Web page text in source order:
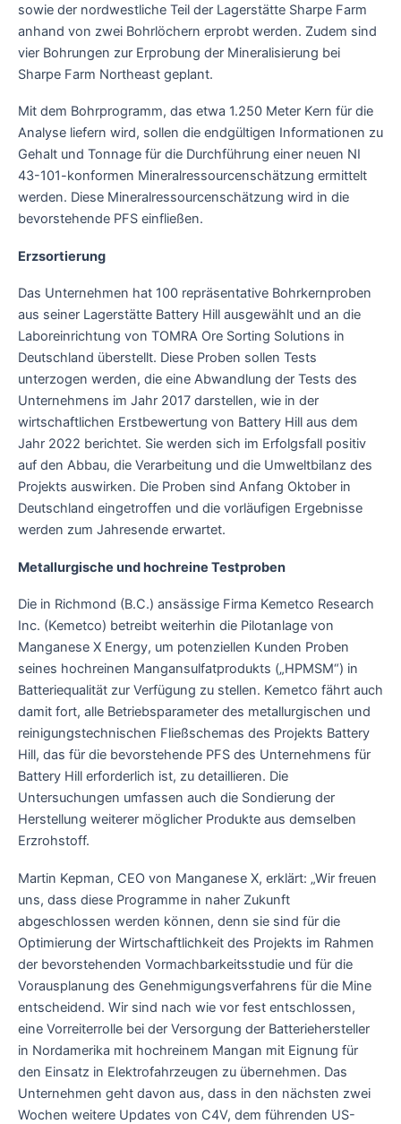
sowie der nordwestliche Teil der Lagerstätte Sharpe Farm
anhand von zwei Bohrlöchern erprobt werden. Zudem sind
vier Bohrungen zur Erprobung der Mineralisierung bei
Sharpe Farm Northeast geplant.
Mit dem Bohrprogramm, das etwa 1.250 Meter Kern für die
Analyse liefern wird, sollen die endgültigen Informationen zu
Gehalt und Tonnage für die Durchführung einer neuen NI
43-101-konformen Mineralressourcenschätzung ermittelt
werden. Diese Mineralressourcenschätzung wird in die
bevorstehende PFS einfließen.
Erzsortierung
Das Unternehmen hat 100 repräsentative Bohrkernproben
aus seiner Lagerstätte Battery Hill ausgewählt und an die
Laboreinrichtung von TOMRA Ore Sorting Solutions in
Deutschland überstellt. Diese Proben sollen Tests
unterzogen werden, die eine Abwandlung der Tests des
Unternehmens im Jahr 2017 darstellen, wie in der
wirtschaftlichen Erstbewertung von Battery Hill aus dem
Jahr 2022 berichtet. Sie werden sich im Erfolgsfall positiv
auf den Abbau, die Verarbeitung und die Umweltbilanz des
Projekts auswirken. Die Proben sind Anfang Oktober in
Deutschland eingetroffen und die vorläufigen Ergebnisse
werden zum Jahresende erwartet.
Metallurgische und hochreine Testproben
Die in Richmond (B.C.) ansässige Firma Kemetco Research
Inc. (Kemetco) betreibt weiterhin die Pilotanlage von
Manganese X Energy, um potenziellen Kunden Proben
seines hochreinen Mangansulfatprodukts („HPMSM“) in
Batteriequalität zur Verfügung zu stellen. Kemetco fährt auch
damit fort, alle Betriebsparameter des metallurgischen und
reinigungstechnischen Fließschemas des Projekts Battery
Hill, das für die bevorstehende PFS des Unternehmens für
Battery Hill erforderlich ist, zu detaillieren. Die
Untersuchungen umfassen auch die Sondierung der
Herstellung weiterer möglicher Produkte aus demselben
Erzrohstoff.
Martin Kepman, CEO von Manganese X, erklärt: „Wir freuen
uns, dass diese Programme in naher Zukunft
abgeschlossen werden können, denn sie sind für die
Optimierung der Wirtschaftlichkeit des Projekts im Rahmen
der bevorstehenden Vormachbarkeitsstudie und für die
Vorausplanung des Genehmigungsverfahrens für die Mine
entscheidend. Wir sind nach wie vor fest entschlossen,
eine Vorreiterrolle bei der Versorgung der Batteriehersteller
in Nordamerika mit hochreinem Mangan mit Eignung für
den Einsatz in Elektrofahrzeugen zu übernehmen. Das
Unternehmen geht davon aus, dass in den nächsten zwei
Wochen weitere Updates von C4V, dem führenden US-